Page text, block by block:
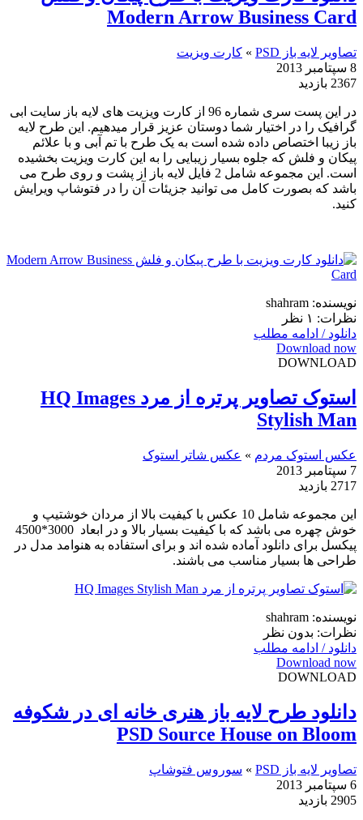
Modern Arrow Business Card
تصاویر لایه باز PSD » کارت ویزیت
8 سپتامبر 2013
2367 بازدید
در این پست سری شماره 96 از کارت ویزیت های لایه باز سایت ابی
گرافیک را در اختیار شما دوستان عزیز قرار میدهیم. این طرح لایه
باز زیبا اختصاص داده شده است به یک طرح با تم آبی و با علائم
پیکان و فلش که جلوه بسیار زیبایی را به این کارت ویزیت بخشیده
است. این مجموعه شامل 2 فایل لایه باز از پشت و روی طرح می
باشد که بصورت کامل می توانید جزیئات آن را در فتوشاپ ویرایش
کنید.
نویسنده: shahram
نظرات: ۱ نظر
دانلود / ادامه مطلب
Download now
DOWNLOAD
استوک تصاویر پرتره از مرد HQ Images
Stylish Man
عکس استوک مردم » عکس شاتر استوک
7 سپتامبر 2013
2717 بازدید
این مجموعه شامل 10 عکس با کیفیت بالا از مردان خوشتیپ و
خوش چهره می باشد که با کیفیت بسیار بالا و در ابعاد 3000*4500
پیکسل برای دانلود آماده شده اند و برای استفاده به هنوامد مدل در
طراحی ها بسیار مناسب می باشند.
نویسنده: shahram
نظرات: بدون نظر
دانلود / ادامه مطلب
Download now
DOWNLOAD
دانلود طرح لایه باز هنری خانه ای در شکوفه
PSD Source House on Bloom
تصاویر لایه باز PSD » سوروس فتوشاپ
6 سپتامبر 2013
2905 بازدید